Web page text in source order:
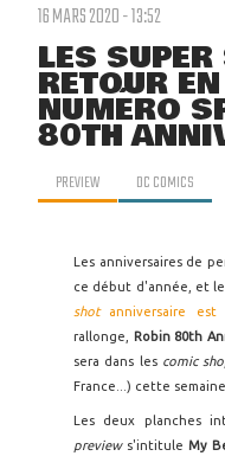
16 MARS 2020 - 13:52
LES
RETOUR
NUMÉRO
80TH
PREVIEW DC COMICS
Les anniversaires de
ce début d'année, et
shot anniversaire
rallonge,
Robin 80th
sera dans les comic
France...) cette
Les deux planches
preview s'intitule My